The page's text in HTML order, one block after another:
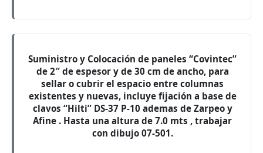
Suministro y Colocación de paneles “Covintec”
de 2″ de espesor y de 30 cm de ancho, para
sellar o cubrir el espacio entre columnas
existentes y nuevas, incluye fijación a base de
clavos “Hilti” DS-37 P-10 ademas de Zarpeo y
Afine . Hasta una altura de 7.0 mts , trabajar
con dibujo 07-501.